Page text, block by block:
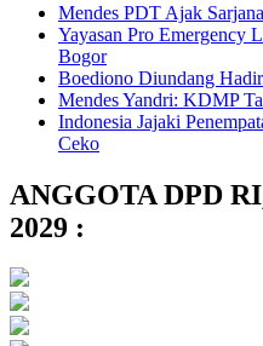
Mendes PDT Ajak
Yayasan Pro Emergency
Bogor
Boediono Diundang
Mendes Yandri: KDMP
Indonesia Jajaki
Ceko
ANGGOTA DPD
2029 :